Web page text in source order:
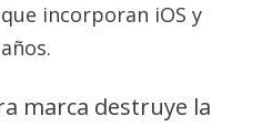
incorporan iOS y
marca destruye la